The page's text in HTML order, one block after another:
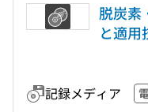
脱炭素
と適用
記録メディア